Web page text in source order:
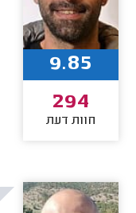
9.85
294
חוות דעת